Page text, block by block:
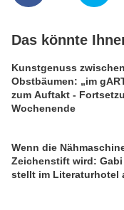
Das könnte
Kunstgenuss
Obstbäumen: „im
zum Auftakt -
Wochenende
Wenn die
Zeichenstift wird:
stellt im Literaturhotel